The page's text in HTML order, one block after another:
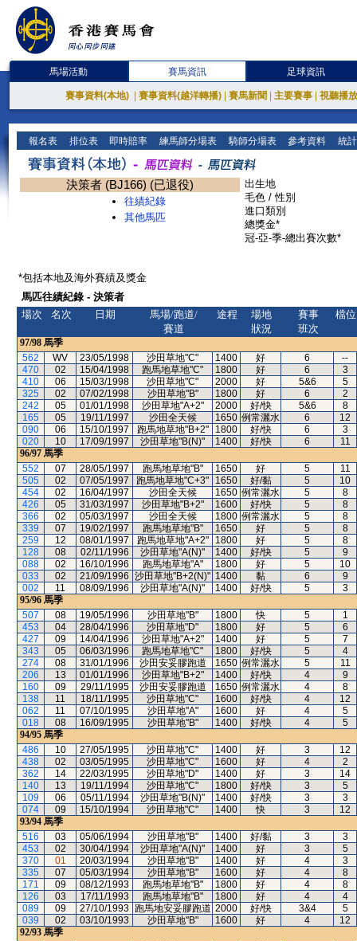
馬場活動 賽馬資訊 足球資訊
賽事資料(本地) 賽事資料(越洋轉播) 賽馬新聞 主要賽事 視聽播
報名表 排位表 即時賠率 練馬師分場表 騎師分場表 參考資料 統
決策者 (BJ166) (已退役)
往績紀錄
其他馬匹
出生地
毛色 / 性別
進口類別
總獎金*
冠-亞-季-總出賽次數*
*包括本地及海外賽績及獎金
馬匹往績紀錄 - 決策者
場次
名次 日期
馬場/跑道/
賽道
途程
場地
狀況
賽事
班次
檔位
97/98 馬季
562
WV 23/05/1998 沙田草地"C" 1400 好 6
--
470
02 15/04/1998 跑馬地草地"C" 1800 好 6
3
410
06 15/03/1998 沙田草地"C" 2000 好 5&6
5
325
02 07/02/1998 沙田草地"B" 1800 好 6
2
242
05 01/01/1998 沙田草地"A+2" 2000 好/快 5&6
8
165
05 19/11/1997 沙田全天候 1650 例常灑水 6
12
090
06 15/10/1997 跑馬地草地"B+2" 1800 好/快 6
3
020
10 17/09/1997 沙田草地"B(N)" 1400 好/快 6
11
96/97 馬季
552
07 28/05/1997 跑馬地草地"B" 1650 好 5
11
505
02 07/05/1997 跑馬地草地"C+3" 1650 好/黏 5
10
454
02 16/04/1997 沙田全天候 1650 例常灑水 5
8
426
05 31/03/1997 沙田草地"B+2" 1600 好/快 5
8
366
02 05/03/1997 沙田全天候 1800 例常灑水 5
8
339
07 19/02/1997 跑馬地草地"B" 1650 好 5
8
259
12 08/01/1997 跑馬地草地"A+2" 1800 好 5
8
128
08 02/11/1996 沙田草地"A(N)" 1400 好/快 5
9
088
02 16/10/1996 跑馬地草地"A" 1800 好 5
10
033
02 21/09/1996 沙田草地"B+2(N)" 1400 黏 6
9
002
11 08/09/1996 沙田草地"A(N)" 1400 好/快 5
3
95/96 馬季
507
08 19/05/1996 沙田草地"B" 1800 快 5
1
453
04 28/04/1996 沙田草地"D" 1800 好 5
6
427
09 14/04/1996 沙田草地"A+2" 1400 好 5
7
343
05 06/03/1996 跑馬地草地"C" 1800 好/快 5
4
274
08 31/01/1996 沙田安妥膠跑道 1650 例常灑水 5
11
206
13 01/01/1996 沙田草地"B+2" 1400 好/快 4
9
160
09 29/11/1995 沙田安妥膠跑道 1650 例常灑水 4
8
138
11 18/11/1995 沙田草地"C" 1600 好/快 4
12
062
11 07/10/1995 沙田草地"A" 1600 好 4
5
018
08 16/09/1995 沙田草地"B" 1400 好/快 4
5
94/95 馬季
486
10 27/05/1995 沙田草地"C" 1400 好 3
12
438
02 03/05/1995 沙田草地"C" 1600 好 4
2
362
14 22/03/1995 沙田草地"D" 1400 好 3
14
140
13 19/11/1994 沙田草地"C" 1800 好/快 3
5
109
06 05/11/1994 沙田草地"B(N)" 1400 好/快 3
3
074
09 15/10/1994 沙田草地"C" 1400 快 3
12
93/94 馬季
516
03 05/06/1994 沙田草地"B" 1400 好/黏 3
3
453
02 30/04/1994 沙田草地"A(N)" 1400 好 3
5
370
01 20/03/1994 沙田草地"B" 1400 好 4
3
335
07 05/03/1994 沙田草地"B" 1600 好 4
8
171
09 08/12/1993 跑馬地草地"B" 1800 好 4
8
126
03 17/11/1993 跑馬地草地"B" 1800 好 4
4
089
09 27/10/1993 跑馬地安妥膠跑道 2000 好/快 3&4
5
039
02 03/10/1993 沙田草地"B" 1600 好 4
12
92/93 馬季